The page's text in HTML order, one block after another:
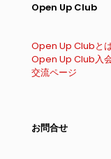
Open Up Club
Open Up Clubと
Open Up Club入
交流ページ
お問合せ